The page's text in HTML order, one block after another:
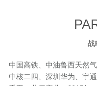
战
中国高铁、中油鲁西天然
中核二四、深圳华为、宇